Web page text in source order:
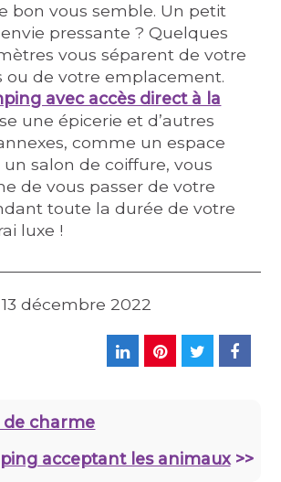
bon vous semble. Un petit
pressante ? Quelques
vous séparent de votre
ou de votre emplacement.
avec accès direct à la
une épicerie et d’autres
comme un espace
salon de coiffure, vous
de vous passer de votre
toute la durée de votre
luxe !
13 décembre 2022
charme
acceptant les animaux>>